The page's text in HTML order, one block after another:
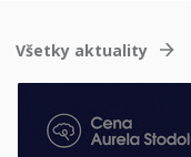
Všetky aktuality